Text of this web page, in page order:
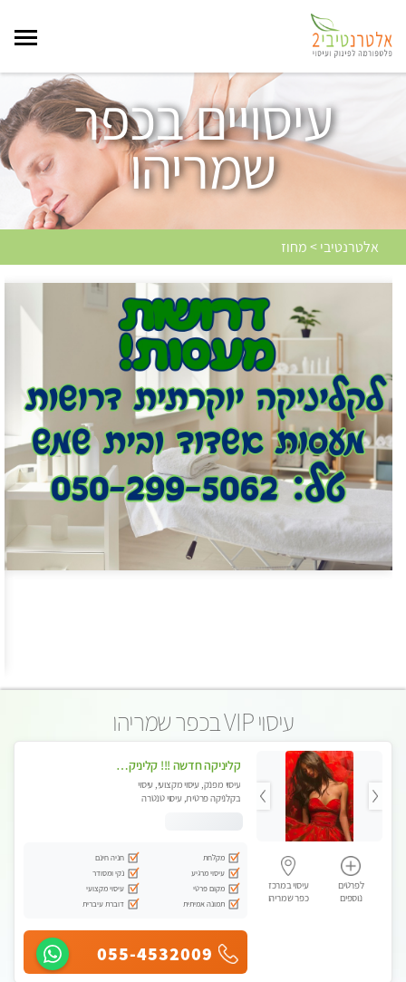
עיסויים בכפר
שמריהו
אלטרנטיבי > מחוז
עיסוי VIP בכפר שמריהו
לפרטים
נוספים
עיסוי במרכז
כפר שמריהו
קליניקה חדשה !!! קליניקה פרטית ואיכותית במיוחד בהרצליה
עיסוי מפנק, עיסוי מקצועי, עיסוי
בקלניקה פרטית, עיסוי טנטרה
מקלחת
חניה חינם
עיסוי מרגיע
נקי ומסודר
מקום פרטי
עיסוי מקצועי
תמונה אמיתית
דוברת עיברית
055-4532009